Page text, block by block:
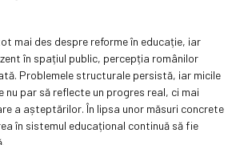
mai des despre reforme în educație, iar
în spațiul public, percepția românilor
Problemele structurale persistă, iar micile
nu par să reflecte un progres real, ci mai
a așteptărilor. În lipsa unor măsuri concrete
în sistemul educațional continuă să fie